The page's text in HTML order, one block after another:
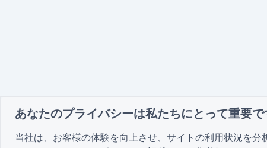
あなたのプライバシーは私たちにとって重要で
当社は、お客様の体験を向上させ、サイトの利用状況を